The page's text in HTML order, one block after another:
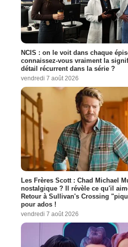
NCIS : on le voit dans chaque
connaissez-vous vraiment la
détail récurrent dans la série ?
vendredi 7 août 2026
Les Frères Scott : Chad Michael
nostalgique ? Il révèle ce qu'il
Retour à Sullivan's Crossing
pour ados !
vendredi 7 août 2026